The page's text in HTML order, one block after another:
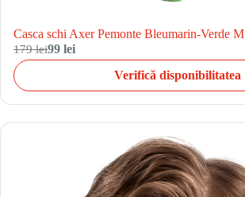
Casca schi Axer Pemonte Bleumarin-Verde M
179 lei99 lei
Verifică disponibilitatea